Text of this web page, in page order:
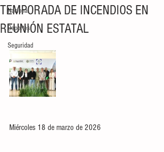
Nacional
Deportes
Seguridad
TEMPORADA DE INCENDIOS EN
REUNIÓN ESTATAL
Miércoles 18 de marzo de 2026